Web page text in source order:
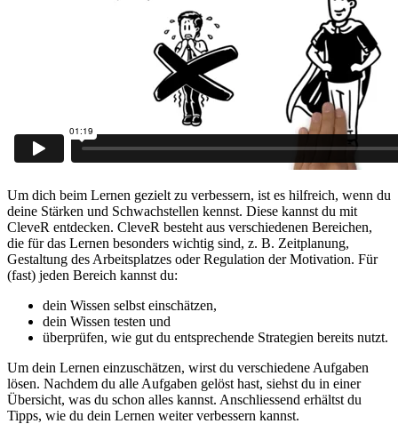
Um dich beim Lernen gezielt zu verbessern, ist es hilfreich, wenn du
deine Stärken und Schwachstellen kennst. Diese kannst du mit
CleveR entdecken. CleveR besteht aus verschiedenen Bereichen,
die für das Lernen besonders wichtig sind, z. B. Zeitplanung,
Gestaltung des Arbeitsplatzes oder Regulation der Motivation. Für
(fast) jeden Bereich kannst du:
dein Wissen selbst einschätzen,
dein Wissen testen und
überprüfen, wie gut du entsprechende Strategien bereits nutzt.
Um dein Lernen einzuschätzen, wirst du verschiedene Aufgaben
lösen. Nachdem du alle Aufgaben gelöst hast, siehst du in einer
Übersicht, was du schon alles kannst. Anschliessend erhältst du
Tipps, wie du dein Lernen weiter verbessern kannst.